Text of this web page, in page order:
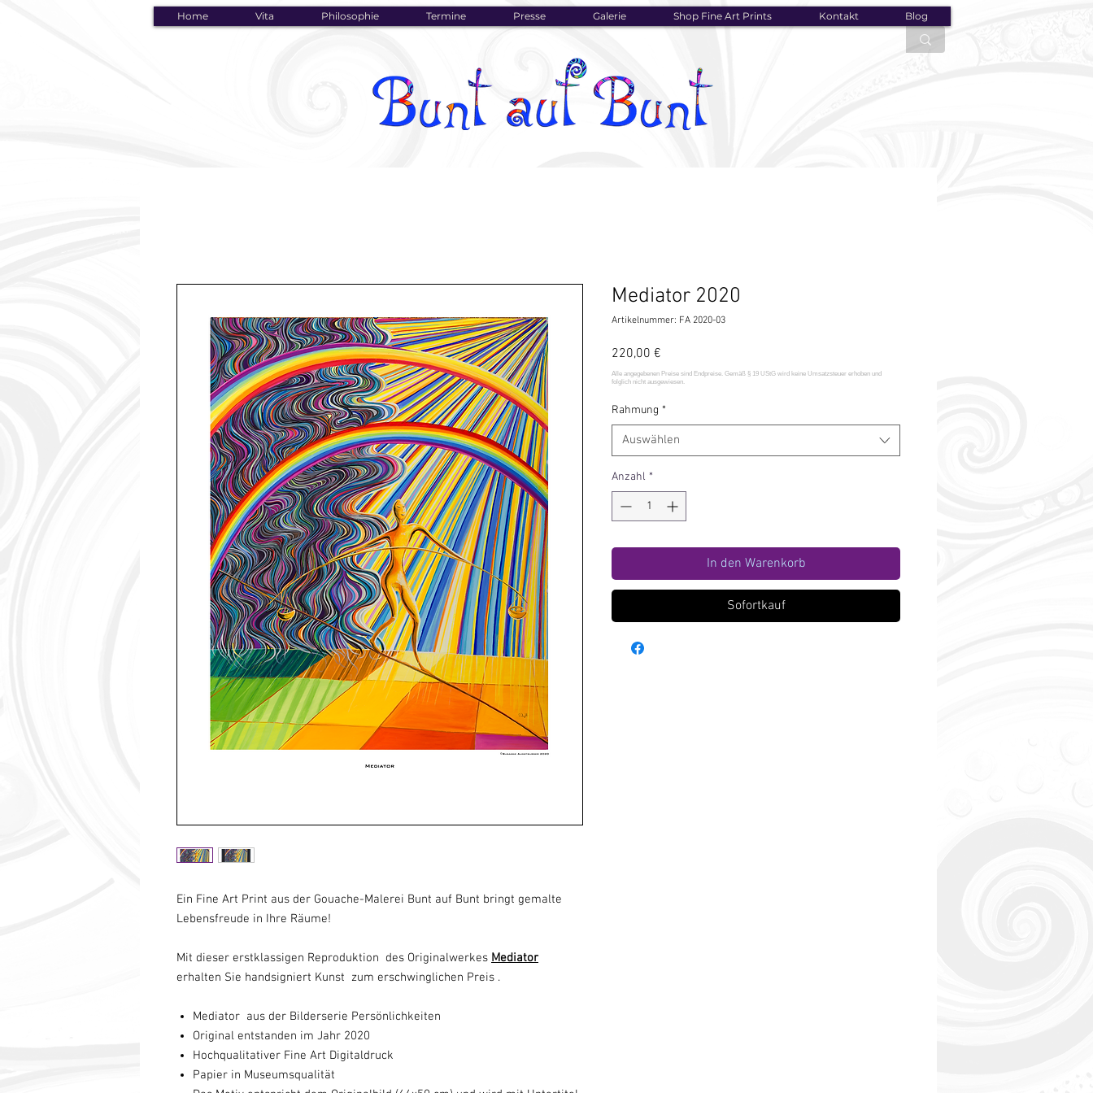
Home Vita Philosophie Termine Presse Galerie Shop Fine Art Prints Kontakt Blog
Ein Fine Art Print aus der Gouache-Malerei Bunt auf Bunt bringt gemalte
Lebensfreude in Ihre Räume!
Mit dieser erstklassigen Reproduktion des Originalwerkes Mediator
erhalten Sie handsigniert Kunst zum erschwinglichen Preis .
Mediator aus der Bilderserie Persönlichkeiten
Original entstanden im Jahr 2020
Hochqualitativer Fine Art Digitaldruck
Papier in Museumsqualität
Mediator 2020
Artikelnummer: FA 2020-03
220,00 €
Rahmung *
Auswählen
Anzahl *
In den Warenkorb
Sofortkauf